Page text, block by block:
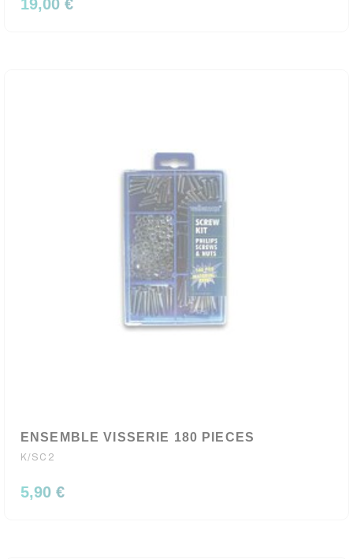
19,00 €
ENSEMBLE VISSERIE 180 PIECES
K/SC2
5,90 €